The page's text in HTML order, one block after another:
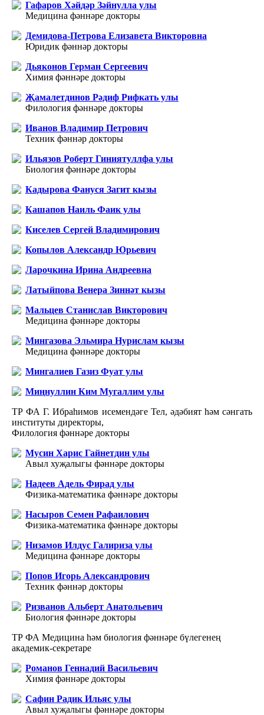
Гафаров Хәйдәр Зәйнулла улы
Медицина фәннәре докторы
Демидова-Петрова Елизавета Викторовна
Юридик фәннәр докторы
Дьяконов Герман Сергеевич
Химия фәннәре докторы
Җамалетдинов Рәдиф Рифкать улы
Филология фәннәре докторы
Иванов Владимир Петрович
Техник фәннәр докторы
Ильязов Роберт Гиниятуллфа улы
Биология фәннәре докторы
Кадырова Фануся Загит кызы
Кашапов Наиль Фаик улы
Киселев Сергей Владимирович
Копылов Александр Юрьевич
Ларочкина Ирина Андреевна
Латыйпова Венера Зиннәт кызы
Мальцев Станислав Викторович
Медицина фәннәре докторы
Мингазова Эльмира Нурислам кызы
Медицина фәннәре докторы
Мингалиев Газиз Фуат улы
Миңнуллин Ким Мугаллим улы
ТР ФА Г. Ибраһимов исемендәге Тел, әдәбият һәм сәнгать
институты директоры,
Филология фәннәре докторы
Мусин Харис Гайнетдин улы
Авыл хуҗалыгы фәннәре докторы
Надеев Адель Фирад улы
Физика-математика фәннәре докторы
Насыров Семен Рафаилович
Физика-математика фәннәре докторы
Низамов Илдус Галириза улы
Медицина фәннәре докторы
Попов Игорь Александрович
Техник фәннәр докторы
Ризванов Альберт Анатольевич
Биология фәннәре докторы
ТР ФА Медицина һәм биология фәннәре бүлегенең
академик-секретаре
Романов Геннадий Васильевич
Химия фәннәре докторы
Сафин Радик Ильяс улы
Авыл хуҗалыгы фәннәре докторы